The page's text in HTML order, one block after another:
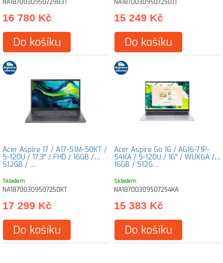
NA187003095072983T
16 780 Kč
Do košíku
NA18700309507250JT
15 249 Kč
Do košíku
Acer Aspire 17 / A17-51M-50KT /
5-120U / 17,3" / FHD / 16GB /
512GB / …
Skladem
NA18700309507250KT
17 299 Kč
Do košíku
Acer Aspire Go 16 / AG16-71P-
54KA / 5-120U / 16" / WUXGA /
16GB / 512G…
Skladem
NA18700309507254KA
15 383 Kč
Do košíku